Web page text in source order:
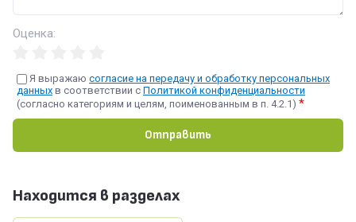
Оценка:
Я выражаю согласие на передачу и обработку персональных
данных в соответствии с Политикой конфиденциальности
(согласно категориям и целям, поименованным в п. 4.2.1) *
Отправить
Находится в разделах